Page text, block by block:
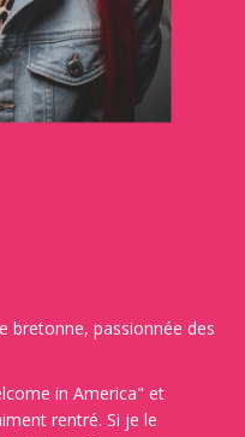
bretonne, passionnée des
in America" et
rentré. Si je le